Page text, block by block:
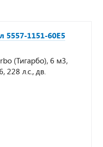
5557-1151-60Е5
(Тигарбо), 6 м3,
228 л.с., дв.